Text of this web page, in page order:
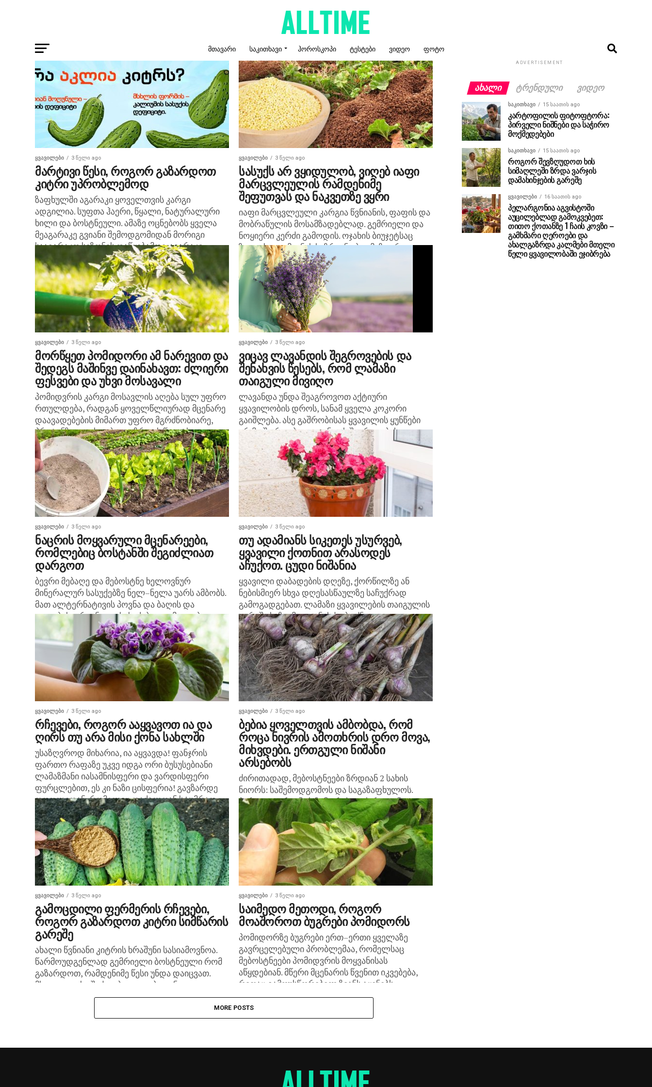
ᲛᲗᲐᲕᲐᲠᲘ ᲡᲐᲙᲘᲗᲮᲐᲕᲘ ᲰᲝᲠᲝᲡᲙᲝᲞᲘ ᲢᲔᲡᲢᲔᲑᲘ ᲕᲘᲓᲔᲝ ᲤᲝᲢᲝ
ᲧᲕᲐᲕᲘᲚᲔᲑᲘ 3 წელი ago
მარტივი წესი, როგორ გაზარდოთ
კიტრი უპრობლემოდ
ზაფხულში აგარაკი ყოველთვის კარგი
ადგილია. სუფთა ჰაერი, წყალი, ნატურალური
ხილი და ბოსტნეული. ამაზე ოცნებობს ყველა
მეაგარაკე გვიანი შემოდგომიდან მორიგი
სააგარაკო სეზონის დაწყებამდე. აგარაკი
მხოლოდ დასვენება არაა....
ᲧᲕᲐᲕᲘᲚᲔᲑᲘ 3 წელი ago
სასუქს არ ვყიდულობ, ვიღებ იაფი
მარცვლეულის რამდენიმე
შეფუთვას და ნაკვეთზე ვყრი
იაფი მარცვლეული კარგია წვნიანის, ფაფის და
მობრაწულის მოსამზადებლად. გემრიელი და
ნოყიერი კერძი გამოდის. ოჯახის ბიუჯეტსაც
ზოგავს. ადამიანის საზრიანობა ამაზე არ
ჩერდება და ყოველდღე მარცვლეულის
გამოყენების ახალ...
ᲧᲕᲐᲕᲘᲚᲔᲑᲘ 3 წელი ago
მორწყეთ პომიდორი ამ ნარევით და
შედეგს მაშინვე დაინახავთ: ძლიერი
ფესვები და უხვი მოსავალი
პომიდვრის კარგი მოსავლის აღება სულ უფრო
რთულდება, რადგან ყოველწლიურად მცენარე
დაავადებების მიმართ უფრო მგრძნობიარე,
პრეტენზიული ხდება და ზრდას წყვეტს.
მებოსტნეები ხშირად ფიქრობენ, რით მორწყან
პომიდორი გასაზრდელად...
ᲧᲕᲐᲕᲘᲚᲔᲑᲘ 3 წელი ago
ვიცავ ლავანდის შეგროვების და
შენახვის წესებს, რომ ლამაზი
თაიგული მივიღო
ლავანდა უნდა შეაგროვოთ აქტიური
ყვავილობის დროს, სანამ ყველა კოკორი
გაიშლება. ასე გაშრობისას ყვავილის ყუნწები
არ მოშორდება. ლავანდის შეგროვების და
გახმობის პროცესი სერიოზული საქმეა.
ყვავილები მზის პირდაპირ...
ᲧᲕᲐᲕᲘᲚᲔᲑᲘ 3 წელი ago
ნაცრის მოყვარული მცენარეები,
რომლებიც ბოსტანში შეგიძლიათ
დარგოთ
ბევრი მებაღე და მებოსტნე ხელოვნურ
მინერალურ სასუქებზე ნელ–ნელა უარს ამბობს.
მათ ალტერნატივის პოვნა და ბაღის და
კვლების ორგანული სასუქებით გამოკვება
უწევთ. ნაცარი ერთ–ერთი მარტივი და
ხელმისაწვდომი...
ᲧᲕᲐᲕᲘᲚᲔᲑᲘ 3 წელი ago
თუ ადამიანს სიკეთეს უსურვებ,
ყვავილი ქოთნით არასოდეს
აჩუქოთ. ცუდი ნიშანია
ყვავილი დაბადების დღეზე, ქორწილზე ან
ნებისმიერ სხვა დღესასწაულზე საჩუქრად
გამოგადგებათ. ლამაზი ყვავილების თაიგულის
გარეშე საზეიმო ღონისძიება ძნელი
წარმოსადგენია. რაც შეეხება ყვავილებს
ქოთნებში? მასაც ხშირად ჩუქნიან და...
ᲧᲕᲐᲕᲘᲚᲔᲑᲘ 3 წელი ago
რჩევები, როგორ ააყვავოთ ია და
ღირს თუ არა მისი ქონა სახლში
უსაზღვროდ მიხარია, ია აყვავდა! ფანჯრის
ფართო რაფაზე უკვე იდგა ორი ბუსუსებიანი
ლამაზმანი იასამნისფერი და ვარდისფერი
ფურცლებით, ეს კი ნაზი ცისფერია! გავზარდე
ფოთლიდან, რომელიც დაქალთან სტუმრად
ყოფნისას...
ᲧᲕᲐᲕᲘᲚᲔᲑᲘ 3 წელი ago
ბებია ყოველთვის ამბობდა, რომ
როცა ნივრის ამოთხრის დრო მოვა,
მიხვდები. ერთგული ნიშანი
არსებობს
ძირითადად, მებოსტნეები ზრდიან 2 სახის
ნიორს: საშემოდგომოს და საგაზაფხულოს.
პირველ ვარიანტს ზამთრისთვის რგავენ,
მეორეს – გაზაფხულზე. დამწყები ფერმერები
ინტერესდებიან, როდის უნდა ამოთხარონ
სხვადასხვა დროს დარგული ნიორი....
ᲧᲕᲐᲕᲘᲚᲔᲑᲘ 3 წელი ago
გამოცდილი ფერმერის რჩევები,
როგორ გაზარდოთ კიტრი სიმწარის
გარეშე
ახალი წვნიანი კიტრის ხრაშუნი სასიამოვნოა.
წარმოუდგენლად გემრიელი ბოსტნეული რომ
გაზარდოთ, რამდენიმე წესი უნდა დაიცვათ.
მხოლოდ ასე შეძლებთ კვლებიდან
არომატული კიტრის მიღებას სიმწარის და
ᲧᲕᲐᲕᲘᲚᲔᲑᲘ 3 წელი ago
საიმედო მეთოდი, როგორ
მოაშოროთ ბუგრები პომიდორს
პომიდორზე ბუგრები ერთ–ერთი ყველაზე
გავრცელებული პრობლემაა, რომელსაც
მებოსტნეები პომიდვრის მოყვანისას
აწყდებიან. მწერი მცენარის წვენით იკვებება,
რითაც გამოუსწორებელ ზიანს აყენებს.
ამავდროულად, სოკოვანი დაავადებების
მატარებელია, ამიტომ მათთან ბრძოლაც...
MORE POSTS
ADVERTISEMENT
ᲐᲮᲐᲚᲘ ᲢᲠᲔᲜᲓᲣᲚᲘ ᲕᲘᲓᲔᲝ
ᲡᲐᲙᲘᲗᲮᲐᲕᲘ 15 საათის ago
კარტოფილის ფიტოფტორა:
პირველი ნიშნები და საჭირო
მოქმედებები
ᲡᲐᲙᲘᲗᲮᲐᲕᲘ 15 საათის ago
როგორ შევზღუდოთ ხის
სიმაღლეში ზრდა ვარჯის
დამახინჯების გარეშე
ᲧᲕᲐᲕᲘᲚᲔᲑᲘ 16 საათის ago
პელარგონია აგვისტოში
აუცილებლად გამოკვებეთ:
თითო ქოთანზე 1 ჩაის კოვზი –
გამხმარი ღეროები და
ახალგაზრდა კალმები მთელი
წელი ყვავილობაში ეჯიბრება